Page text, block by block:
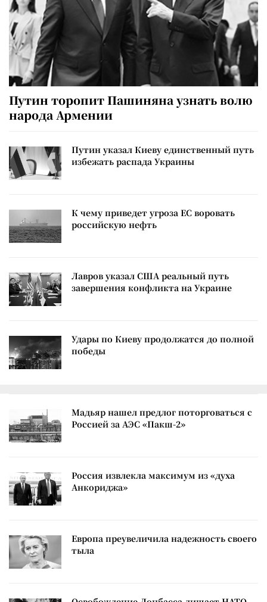
Путин торопит Пашиняна узнать волю
народа Армении
Путин указал Киеву единственный путь
избежать распада Украины
К чему приведет угроза ЕС воровать
российскую нефть
Лавров указал США реальный путь
завершения конфликта на Украине
Удары по Киеву продолжатся до полной
победы
Мадьяр нашел предлог поторговаться с
Россией за АЭС «Пакш-2»
Россия извлекла максимум из «духа
Анкориджа»
Европа преувеличила надежность своего
тыла